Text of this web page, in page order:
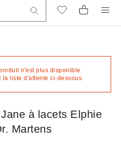
n'est plus disponible.
la liste d'attente ci-dessous.
à lacets Elphie
Martens